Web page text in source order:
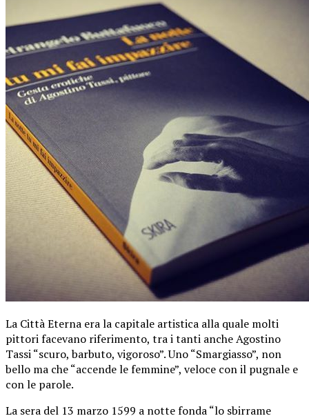
La Città Eterna era la capitale artistica alla quale molti
pittori facevano riferimento, tra i tanti anche Agostino
Tassi “scuro, barbuto, vigoroso”. Uno “Smargiasso”, non
bello ma che “accende le femmine”, veloce con il pugnale e
con le parole.
La sera del 13 marzo 1599 a notte fonda “lo sbirrame